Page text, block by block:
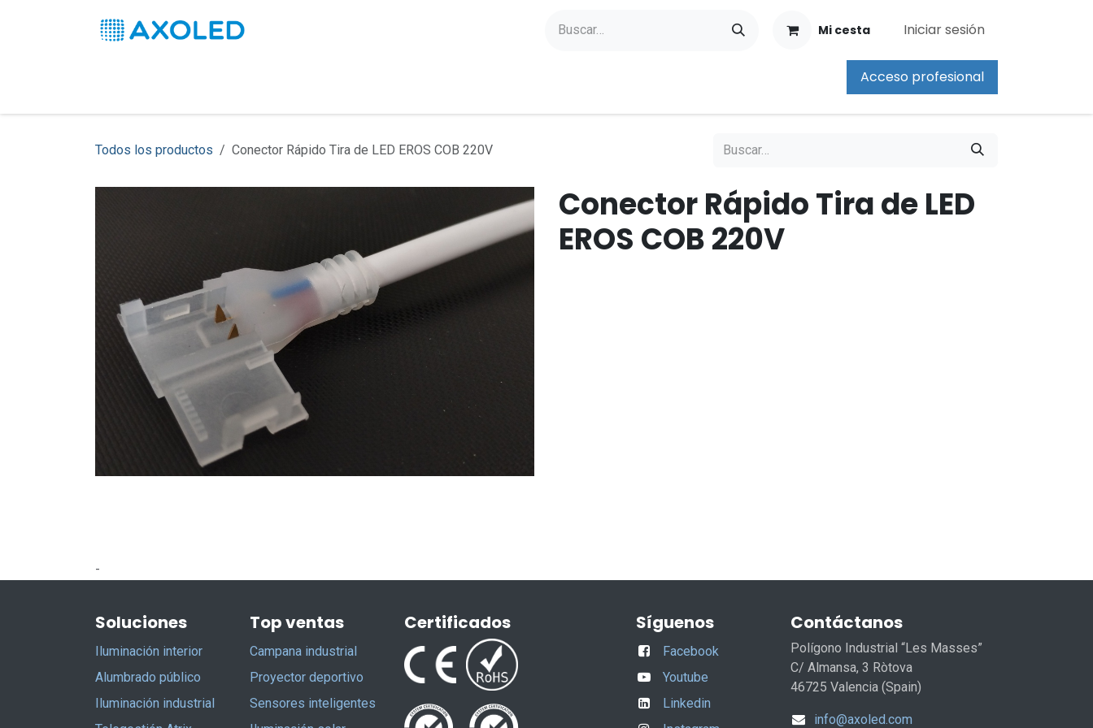
Mi cesta Iniciar sesión
Acceso profesional
Todos los productos Conector Rápido Tira de LED EROS COB 220V
Conector Rápido Tira de LED
EROS COB 220V
-
Soluciones
Iluminación interior
Alumbrado público
Iluminación industrial
Top ventas
Campana industrial
Proyector deportivo
Sensores inteligentes
Certificados Síguenos
Facebook
Youtube
Linkedin
Contáctanos
Polígono Industrial “Les Masses”
C/ Almansa, 3 Ròtova
46725 Valencia (Spain)
info@axoled.com